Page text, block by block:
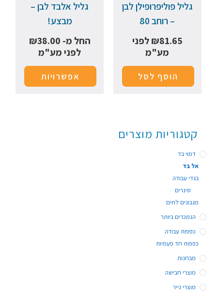
גליל פוליפרופילן לבן
– רוחב 80
₪81.65
לפני
מע"מ
הוסף לסל
גליל אלבד לבן –
מבצע!
החל מ-
₪38.00
לפני מע"מ
אפשרויות
קטגוריות מוצרים
דמוי בד
אל בד
בגדי עבודה
סינרים
מגבונים לחים
הנמכרים ביותר
כפפות עבודה
כפפות חד פעמיות
מבחנות
מוצרי חבישה
מוצרי נייר